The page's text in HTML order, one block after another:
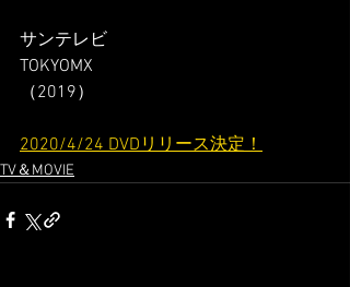
サンテレビ
TOKYOMX
（2019）
2020/4/24 DVDリリース決定！
TV＆MOVIE